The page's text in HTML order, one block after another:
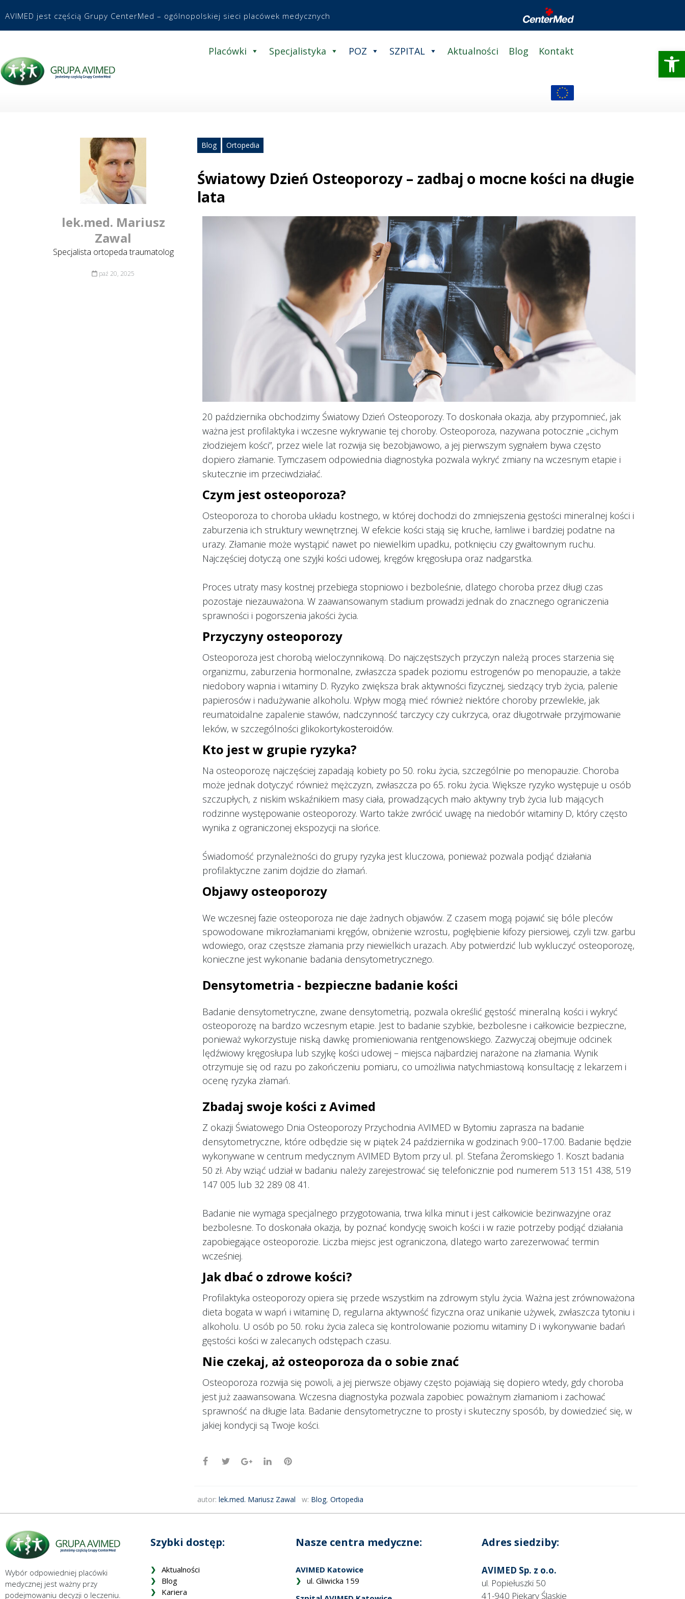
AVIMED jest częścią Grupy CenterMed – ogólnopolskiej sieci placówek medycznych
Placówki Specjalistyka POZ SZPITAL Aktualności Blog Kontakt
lek.med. Mariusz
Zawal
Specjalista ortopeda traumatolog
paź 20, 2025
Blog Ortopedia
Światowy Dzień Osteoporozy – zadbaj o mocne kości na długie
lata
20 października obchodzimy Światowy Dzień Osteoporozy. To doskonała okazja, aby przypomnieć, jak
ważna jest profilaktyka i wczesne wykrywanie tej choroby. Osteoporoza, nazywana potocznie „cichym
złodziejem kości”, przez wiele lat rozwija się bezobjawowo, a jej pierwszym sygnałem bywa często
dopiero złamanie. Tymczasem odpowiednia diagnostyka pozwala wykryć zmiany na wczesnym etapie i
skutecznie im przeciwdziałać.
Czym jest osteoporoza?
Osteoporoza to choroba układu kostnego, w której dochodzi do zmniejszenia gęstości mineralnej kości i
zaburzenia ich struktury wewnętrznej. W efekcie kości stają się kruche, łamliwe i bardziej podatne na
urazy. Złamanie może wystąpić nawet po niewielkim upadku, potknięciu czy gwałtownym ruchu.
Najczęściej dotyczą one szyjki kości udowej, kręgów kręgosłupa oraz nadgarstka.
Proces utraty masy kostnej przebiega stopniowo i bezboleśnie, dlatego choroba przez długi czas
pozostaje niezauważona. W zaawansowanym stadium prowadzi jednak do znacznego ograniczenia
sprawności i pogorszenia jakości życia.
Przyczyny osteoporozy
Osteoporoza jest chorobą wieloczynnikową. Do najczęstszych przyczyn należą proces starzenia się
organizmu, zaburzenia hormonalne, zwłaszcza spadek poziomu estrogenów po menopauzie, a także
niedobory wapnia i witaminy D. Ryzyko zwiększa brak aktywności fizycznej, siedzący tryb życia, palenie
papierosów i nadużywanie alkoholu. Wpływ mogą mieć również niektóre choroby przewlekłe, jak
reumatoidalne zapalenie stawów, nadczynność tarczycy czy cukrzyca, oraz długotrwałe przyjmowanie
leków, w szczególności glikokortykosteroidów.
Kto jest w grupie ryzyka?
Na osteoporozę najczęściej zapadają kobiety po 50. roku życia, szczególnie po menopauzie. Choroba
może jednak dotyczyć również mężczyzn, zwłaszcza po 65. roku życia. Większe ryzyko występuje u osób
szczupłych, z niskim wskaźnikiem masy ciała, prowadzących mało aktywny tryb życia lub mających
rodzinne występowanie osteoporozy. Warto także zwrócić uwagę na niedobór witaminy D, który często
wynika z ograniczonej ekspozycji na słońce.
Świadomość przynależności do grupy ryzyka jest kluczowa, ponieważ pozwala podjąć działania
profilaktyczne zanim dojdzie do złamań.
Objawy osteoporozy
We wczesnej fazie osteoporoza nie daje żadnych objawów. Z czasem mogą pojawić się bóle pleców
spowodowane mikrozłamaniami kręgów, obniżenie wzrostu, pogłębienie kifozy piersiowej, czyli tzw. garbu
wdowiego, oraz częstsze złamania przy niewielkich urazach. Aby potwierdzić lub wykluczyć osteoporozę,
konieczne jest wykonanie badania densytometrycznego.
Densytometria - bezpieczne badanie kości
Badanie densytometryczne, zwane densytometrią, pozwala określić gęstość mineralną kości i wykryć
osteoporozę na bardzo wczesnym etapie. Jest to badanie szybkie, bezbolesne i całkowicie bezpieczne,
ponieważ wykorzystuje niską dawkę promieniowania rentgenowskiego. Zazwyczaj obejmuje odcinek
lędźwiowy kręgosłupa lub szyjkę kości udowej – miejsca najbardziej narażone na złamania. Wynik
otrzymuje się od razu po zakończeniu pomiaru, co umożliwia natychmiastową konsultację z lekarzem i
ocenę ryzyka złamań.
Zbadaj swoje kości z Avimed
Z okazji Światowego Dnia Osteoporozy Przychodnia AVIMED w Bytomiu zaprasza na badanie
densytometryczne, które odbędzie się w piątek 24 października w godzinach 9:00–17:00. Badanie będzie
wykonywane w centrum medycznym AVIMED Bytom przy ul. pl. Stefana Żeromskiego 1. Koszt badania
50 zł. Aby wziąć udział w badaniu należy zarejestrować się telefonicznie pod numerem 513 151 438, 519
147 005 lub 32 289 08 41.
Badanie nie wymaga specjalnego przygotowania, trwa kilka minut i jest całkowicie bezinwazyjne oraz
bezbolesne. To doskonała okazja, by poznać kondycję swoich kości i w razie potrzeby podjąć działania
zapobiegające osteoporozie. Liczba miejsc jest ograniczona, dlatego warto zarezerwować termin
wcześniej.
Jak dbać o zdrowe kości?
Profilaktyka osteoporozy opiera się przede wszystkim na zdrowym stylu życia. Ważna jest zrównoważona
dieta bogata w wapń i witaminę D, regularna aktywność fizyczna oraz unikanie używek, zwłaszcza tytoniu i
alkoholu. U osób po 50. roku życia zaleca się kontrolowanie poziomu witaminy D i wykonywanie badań
gęstości kości w zalecanych odstępach czasu.
Nie czekaj, aż osteoporoza da o sobie znać
Osteoporoza rozwija się powoli, a jej pierwsze objawy często pojawiają się dopiero wtedy, gdy choroba
jest już zaawansowana. Wczesna diagnostyka pozwala zapobiec poważnym złamaniom i zachować
sprawność na długie lata. Badanie densytometryczne to prosty i skuteczny sposób, by dowiedzieć się, w
jakiej kondycji są Twoje kości.
autor: lek.med. Mariusz Zawal w: Blog, Ortopedia
Wybór odpowiedniej placówki
medycznej jest ważny przy
podejmowaniu decyzji o leczeniu.
Szybki dostęp:
Aktualności
Blog
Kariera
Nasze centra medyczne:
AVIMED Katowice
ul. Gliwicka 159
Adres siedziby:
AVIMED Sp. z o.o.
ul. Popiełuszki 50
41-940 Piekary Śląskie